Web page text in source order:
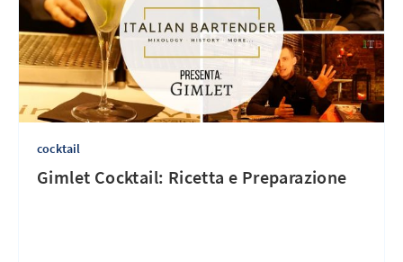
cocktail
Gimlet Cocktail: Ricetta e Preparazione